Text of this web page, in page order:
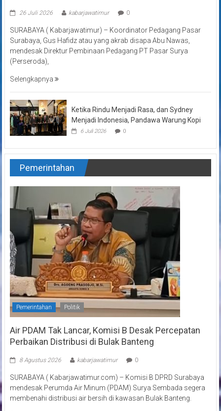
26 Juli 2026 kabarjawatimur 0
SURABAYA ( Kabarjawatimur) – Koordinator Pedagang Pasar
Surabaya, Gus Hafidz atau yang akrab disapa Abu Nawas,
mendesak Direktur Pembinaan Pedagang PT Pasar Surya
(Perseroda),
Selengkapnya
Ketika Rindu Menjadi Rasa, dan Sydney
Menjadi Indonesia, Pandawa Warung Kopi
6 Juli 2026 0
Pemerintahan
Pemerintahan Politik
Air PDAM Tak Lancar, Komisi B Desak Percepatan
Perbaikan Distribusi di Bulak Banteng
8 Agustus 2026 kabarjawatimur 0
SURABAYA ( Kabarjawatimur.com) – Komisi B DPRD Surabaya
mendesak Perumda Air Minum (PDAM) Surya Sembada segera
membenahi distribusi air bersih di kawasan Bulak Banteng.